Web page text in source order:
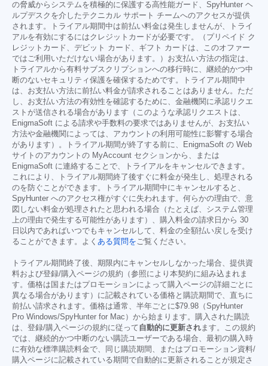
の脅威からシステムを積極的に保護する高性能ガード、SpyHunter ヘ
ルプデスクを介したテクニカル サポート チームへのアクセスが提供
されます。トライアル期間中は前払い料金は発生しませんが、トライ
アルを有効にするにはクレジットカードが必要です。（プリペイド ク
レジットカード、デビット カード、ギフト カードは、このオファー
ではご利用いただけない場合があります。）お支払い方法の指定は、
トライアルから有料サブスクリプションへの移行時に、継続的かつ中
断のないセキュリティ保護を確保するためです。トライアル期間中
は、お支払い方法に前払い料金が請求されることはありません。ただ
し、お支払い方法の有効性を確認するために、金融機関に承認リクエ
ストが送信される場合があります（このような承認リクエストは、
EnigmaSoft による請求や手数料の要求ではありませんが、お支払い
方法や金融機関によっては、アカウントの利用可能性に影響する場合
があります）。トライアル期間が終了する前に、EnigmaSoft の Web
サイトのアカウントの MyAccount セクションから、または
EnigmaSoft に連絡することで、トライアルをキャンセルできます。
これにより、トライアル期間終了後すぐに料金が発生し、処理される
のを防ぐことができます。トライアル期間中にキャンセルすると、
SpyHunter へのアクセス権がすぐに失われます。何らかの理由で、意
図しない料金が処理されたと思われる場合（たとえば、システム管理
上の理由で発生する可能性があります）、購入料金の請求日から 30
日以内であればいつでもキャンセルして、料金の全額払い戻しを受け
ることができます。よく ある質問をご覧ください。
トライアル期間終了後、期限内にキャンセルしなかった場合、提供資
料および登録/購入ページの規約（参照により本契約に組み込まれま
す。価格は国またはプロモーションによって購入ページの詳細ごとに
異なる場合があります）に記載されている価格と購読期間で、直ちに
前払い請求されます。価格は通常、半年ごとに$79.98 （SpyHunter
Pro Windows/SpyHunter for Mac）から始まります。購入された購読
は、登録/購入ページの規約に従って 自動的に更新されます。この規約
では、継続的かつ中断のない購読ユーザーである場合、最初の購入時
に有効な標準購読料金で、同じ購読期間、またはプロモーション資料/
購入ページに記載されている期間で自動的に更新されることが規定さ